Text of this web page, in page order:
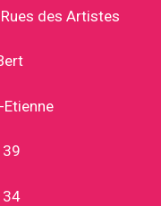
des Artistes
34